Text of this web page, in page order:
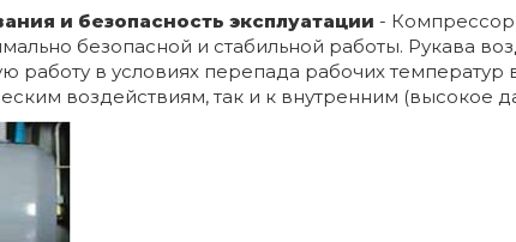
и безопасность эксплуатации -
безопасной и стабильной работы. Рукава
в условиях перепада рабочих температур
воздействиям, так и к внутренним (высокое